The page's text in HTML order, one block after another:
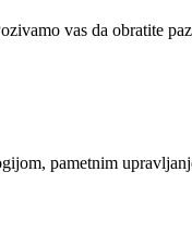
vas da obratite
pametnim